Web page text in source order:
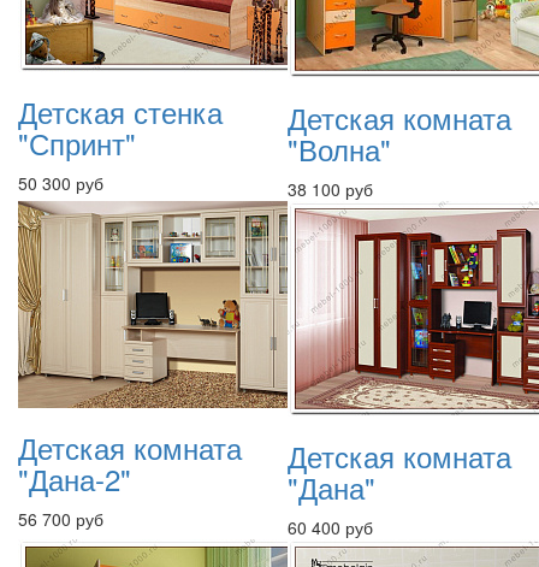
Детская стенка
"Спринт"
50 300 руб
Детская комната
"Волна"
38 100 руб
Детская комната
"Дана-2"
56 700 руб
Детская комната
"Дана"
60 400 руб